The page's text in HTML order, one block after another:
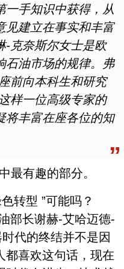
一手知识中获得，从
见建立在事实和丰富
-克奈斯尔女士是欧
石油市场的规律。弗
前向本科生和研究
样一位高级专家的
将丰富在座各位的知
最有趣的部分。
转型 ”可能吗？
部长谢赫-艾哈迈德-
代的终结并不是因
都喜欢这句话，现在